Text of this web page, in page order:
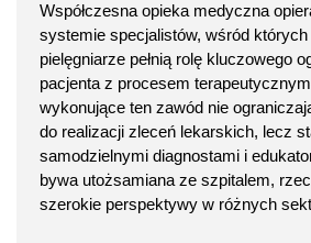
Współczesna opieka medyczna
systemie specjalistów, wśród których
pielęgniarze pełnią rolę kluczowego
pacjenta z procesem
wykonujące ten zawód nie
do realizacji zleceń lekarskich, lecz
samodzielnymi diagnostami i
bywa utożsamiana ze szpitalem,
szerokie perspektywy w różnych